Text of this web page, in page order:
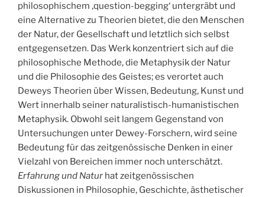
philosophischem ‚question-begging‘ untergräbt und
eine Alternative zu Theorien bietet, die den Menschen
der Natur, der Gesellschaft und letztlich sich selbst
entgegensetzen. Das Werk konzentriert sich auf die
philosophische Methode, die Metaphysik der Natur
und die Philosophie des Geistes; es verortet auch
Deweys Theorien über Wissen, Bedeutung, Kunst und
Wert innerhalb seiner naturalistisch-humanistischen
Metaphysik. Obwohl seit langem Gegenstand von
Untersuchungen unter Dewey-Forschern, wird seine
Bedeutung für das zeitgenössische Denken in einer
Vielzahl von Bereichen immer noch unterschätzt.
Erfahrung und Natur hat zeitgenössischen
Diskussionen in Philosophie, Geschichte, ästhetischer